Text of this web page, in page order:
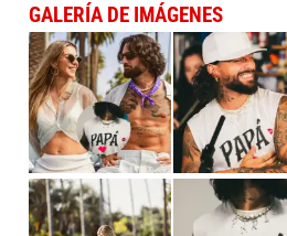
GALERÍA DE IMÁGENES